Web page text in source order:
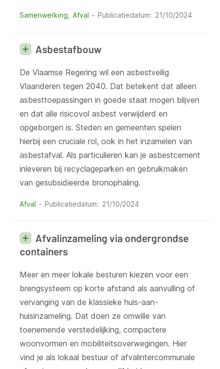
Samenwerking Afval Publicatiedatum 21/10/2024
Asbestafbouw
De Vlaamse Regering wil een asbestveilig
Vlaanderen tegen 2040. Dat betekent dat alleen
asbesttoepassingen in goede staat mogen blijven
en dat alle risicovol asbest verwijderd en
opgeborgen is. Steden en gemeenten spelen
hierbij een cruciale rol, ook in het inzamelen van
asbestafval. Als particulieren kan je asbestcement
inleveren bij recyclageparken en gebruikmaken
van gesubsidieerde bronophaling.
Afval Publicatiedatum 21/10/2024
Afvalinzameling via ondergrondse
containers
Meer en meer lokale besturen kiezen voor een
brengsysteem op korte afstand als aanvulling of
vervanging van de klassieke huis-aan-
huisinzameling. Dat doen ze omwille van
toenemende verstedelijking, compactere
woonvormen en mobiliteitsoverwegingen. Hier
vind je als lokaal bestuur of afvalintercommunale